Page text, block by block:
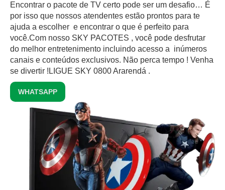
Encontrar o pacote de TV certo pode ser um desafio… É
por isso que nossos atendentes estão prontos para te
ajuda a escolher e encontrar o que é perfeito para
você.Com nosso SKY PACOTES , você pode desfrutar
do melhor entretenimento incluindo acesso a inúmeros
canais e conteúdos exclusivos.‍ Não perca tempo ! Venha
se divertir !LIGUE SKY 0800 Ararendá .
WHATSAPP